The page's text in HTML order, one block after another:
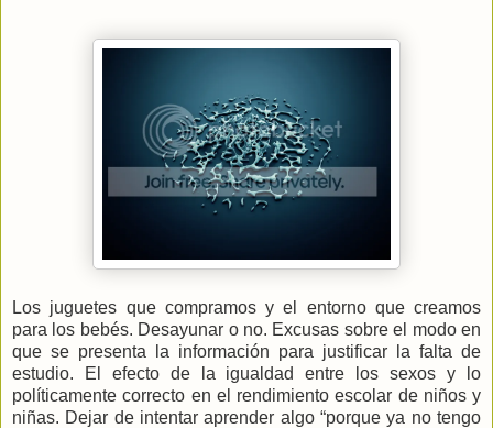
Los juguetes que compramos y el entorno que creamos
para los bebés. Desayunar o no. Excusas sobre el modo en
que se presenta la información para justificar la falta de
estudio. El efecto de la igualdad entre los sexos y lo
políticamente correcto en el rendimiento escolar de niños y
niñas. Dejar de intentar aprender algo “porque ya no tengo